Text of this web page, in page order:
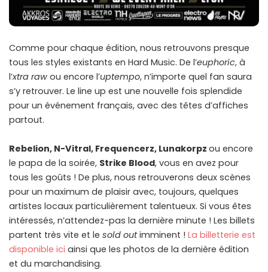
Comme pour chaque édition, nous retrouvons presque
tous les styles existants en Hard Music. De l’euphoric, à
l’xtra raw ou encore l’uptempo, n’importe quel fan saura
s’y retrouver. Le line up est une nouvelle fois splendide
pour un événement français, avec des têtes d’affiches
partout.
Rebelion, N-Vitral, Frequencerz, Lunakorpz ou encore
le papa de la soirée, Strike Blood, vous en avez pour
tous les goûts ! De plus, nous retrouverons deux scènes
pour un maximum de plaisir avec, toujours, quelques
artistes locaux particulièrement talentueux. Si vous êtes
intéressés, n’attendez-pas la dernière minute ! Les billets
partent très vite et le sold outimminent ! La billetterie est
disponible ici ainsi que les photos de la dernière édition
et du marchandising.